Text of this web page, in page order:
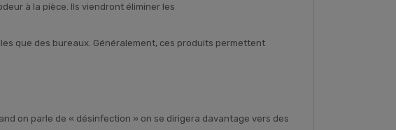
à la pièce. Ils viendront éliminer les
que des bureaux. Généralement, ces produits permettent
on parle de « désinfection » on se dirigera davantage vers des